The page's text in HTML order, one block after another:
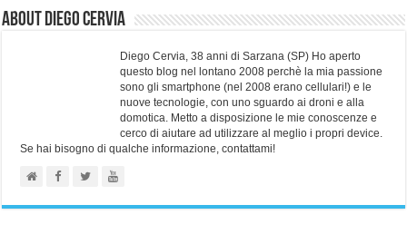
About Diego Cervia
Diego Cervia, 38 anni di Sarzana (SP) Ho aperto
questo blog nel lontano 2008 perchè la mia passione
sono gli smartphone (nel 2008 erano cellulari!) e le
nuove tecnologie, con uno sguardo ai droni e alla
domotica. Metto a disposizione le mie conoscenze e
cerco di aiutare ad utilizzare al meglio i propri device.
Se hai bisogno di qualche informazione, contattami!